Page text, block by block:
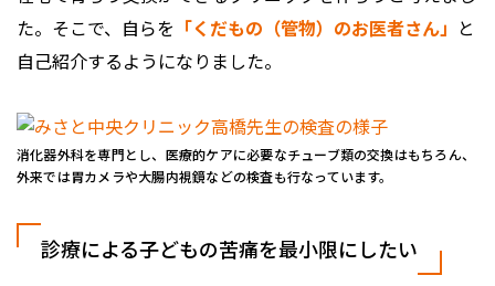
た。そこで、自らを 「くだもの（管物）のお医者さん」 と
自己紹介するようになりました。
消化器外科を専門とし、医療的ケアに必要なチューブ類の交換はもちろん、
外来では胃カメラや大腸内視鏡などの検査も行なっています。
診療による子どもの苦痛を最小限にしたい